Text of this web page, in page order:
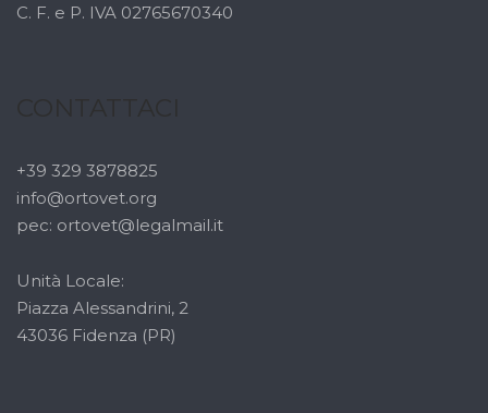
C. F. e P. IVA 02765670340
+39 329 3878825
info@ortovet.org
pec: ortovet@legalmail.it
Unità Locale:
Piazza Alessandrini, 2
43036 Fidenza (PR)